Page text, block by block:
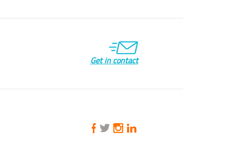
Get in contact